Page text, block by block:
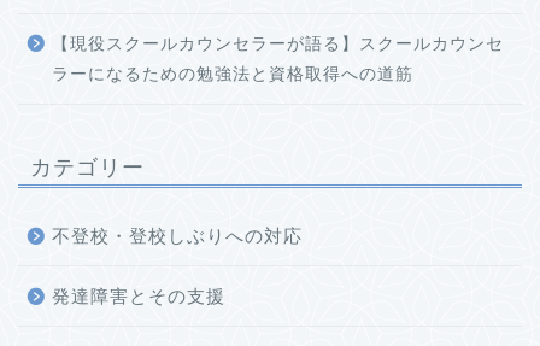
【現役スクールカウンセラーが語る】スクールカウンセ
ラーになるための勉強法と資格取得への道筋
カテゴリー
不登校・登校しぶりへの対応
発達障害とその支援